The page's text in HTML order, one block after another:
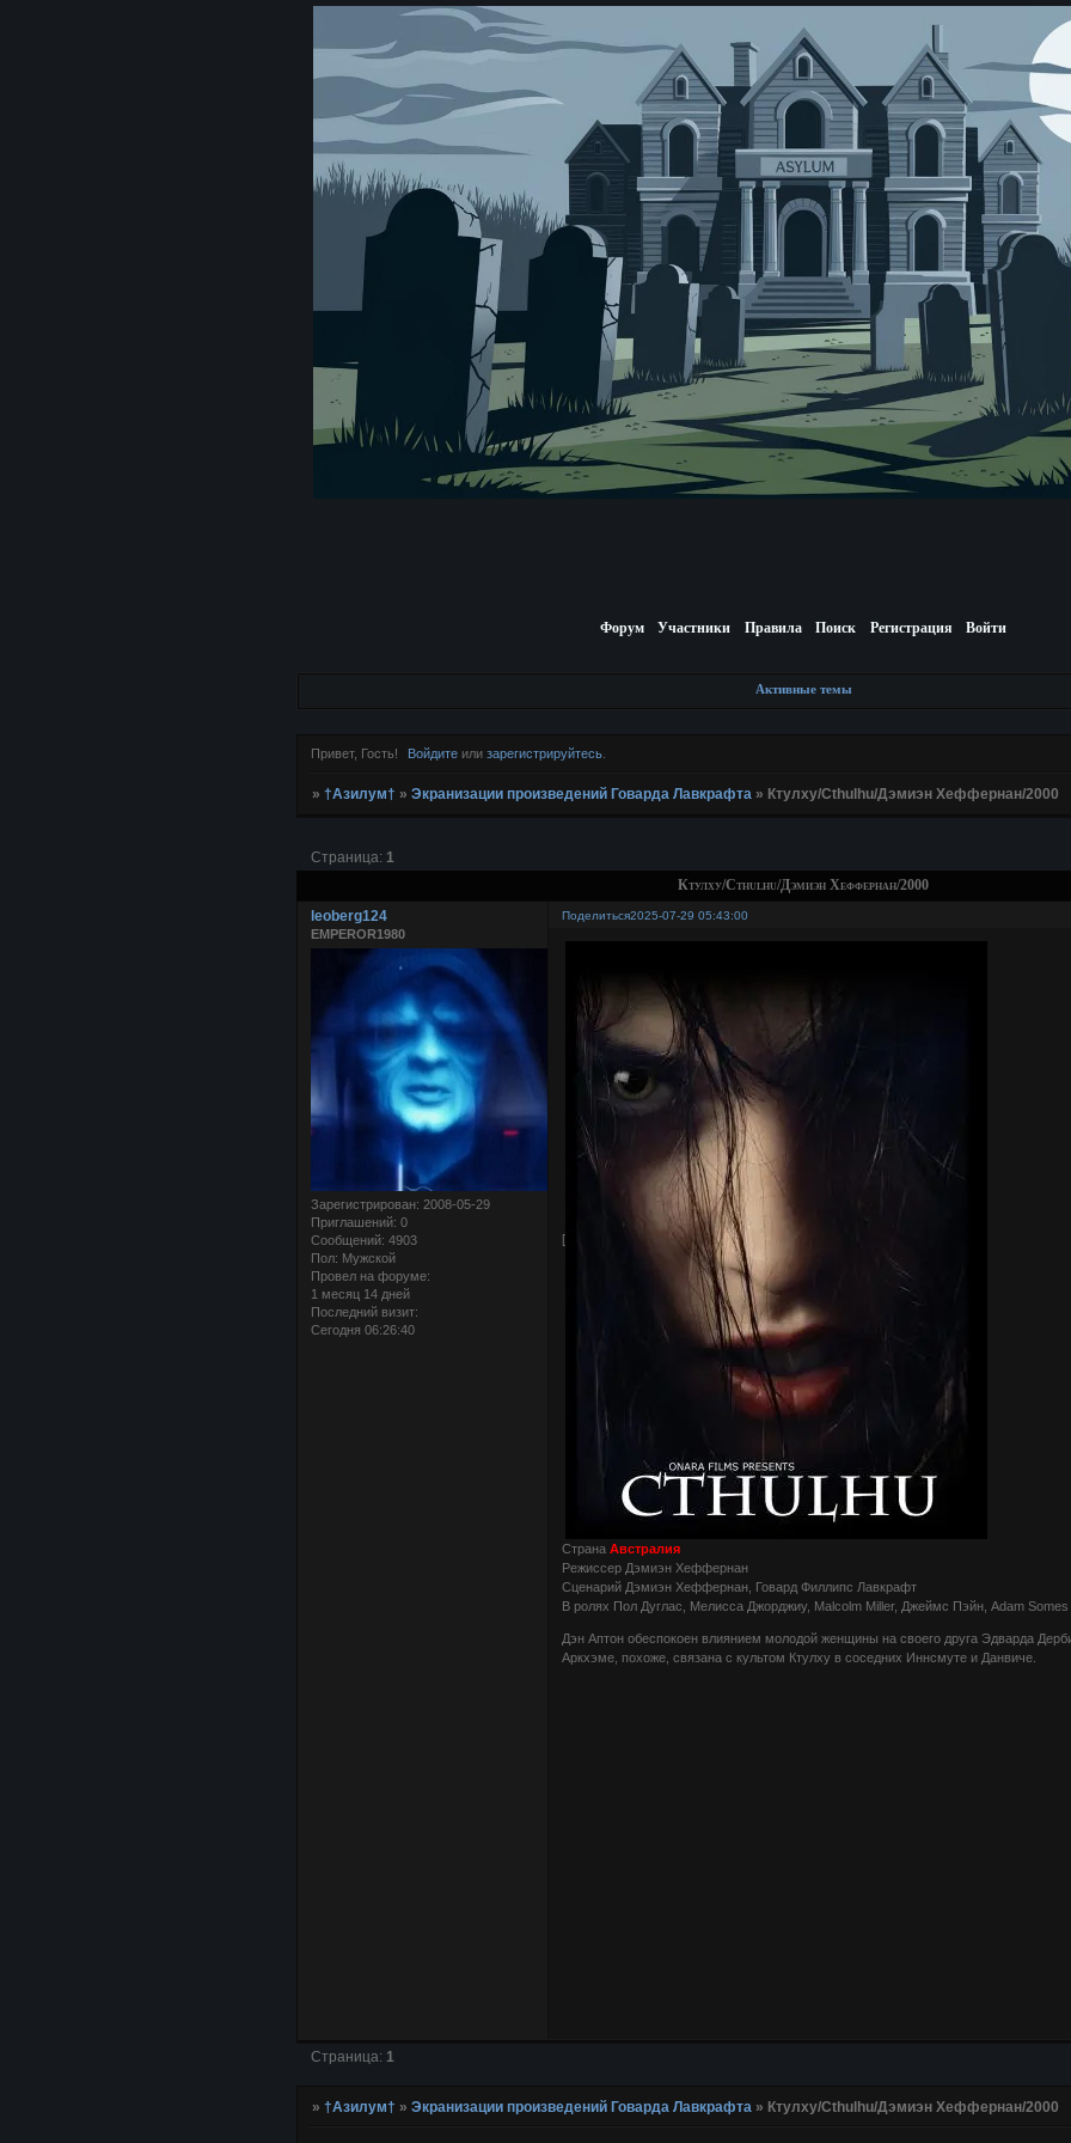
Форум Участники Правила Поиск Регистрация Войти
Активные темы
Привет, Гость! Войдите или зарегистрируйтесь
» †Азилум† » Экранизации произведений Говарда Лавкрафта » Ктулху/Cthulhu/Дэмиэн Хеффернан/2000
Ктулху/Cthulhu/Дэмиэн Хеффернан/2000
Страница: 1
Поделиться2025-07-29 05:43:00
leoberg124
EMPEROR1980
Зарегистрирован: 2008-05-29
Приглашений: 0
Сообщений: 4903
Пол: Мужской
Провел на форуме:
1 месяц 14 дней
Последний визит:
Сегодня 06:26:40
[
Страна Австралия
Режиссер Дэмиэн Хеффернан
Сценарий Дэмиэн Хеффернан, Говард Филлипс Лавкрафт
В ролях Пол Дуглас, Мелисса Джорджиу, Malcolm Miller, Джеймс Пэйн, Adam Somes
Дэн Аптон обеспокоен влиянием молодой женщины на своего друга Эдварда
Аркхэме, похоже, связана с культом Ктулху в соседних Иннсмуте и Данвиче.
Страница: 1
» †Азилум† » Экранизации произведений Говарда Лавкрафта » Ктулху/Cthulhu/Дэмиэн Хеффернан/2000